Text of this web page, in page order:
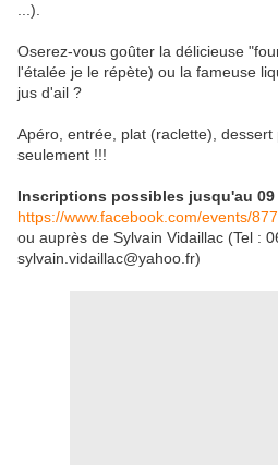
...).
Oserez-vous goûter la délicieuse
l'étalée je le répète) ou la fameuse
jus d'ail ?
Apéro, entrée, plat (raclette),
seulement !!!
Inscriptions possibles jusqu'au 09
https://www.facebook.com/events/
ou auprès de Sylvain Vidaillac (Tel :
sylvain.vidaillac@yahoo.fr)